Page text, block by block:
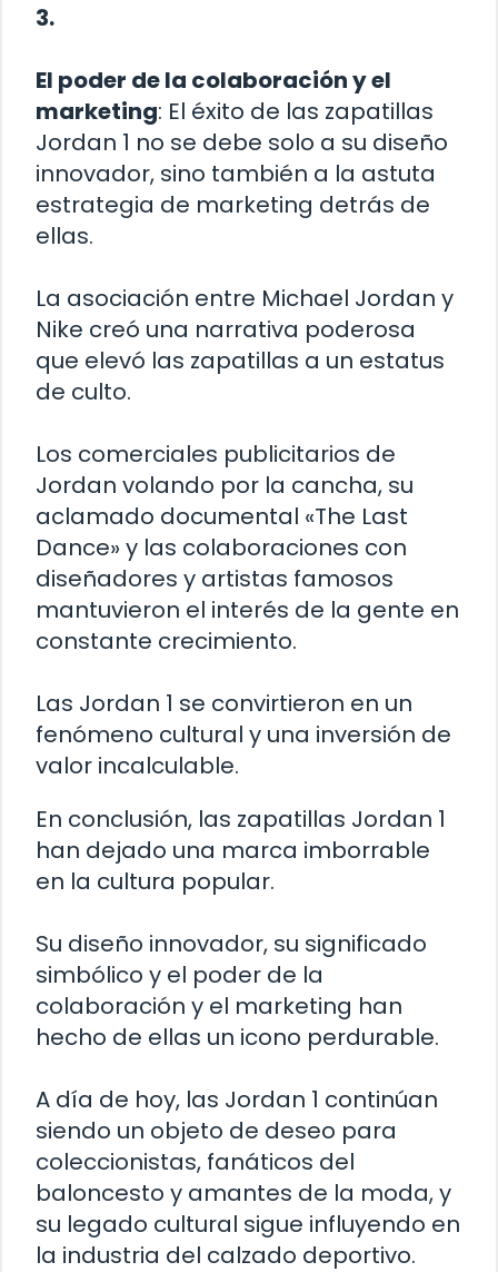
3.
El poder de la colaboración y el
marketing: El éxito de las zapatillas
Jordan 1 no se debe solo a su diseño
innovador, sino también a la astuta
estrategia de marketing detrás de
ellas.
La asociación entre Michael Jordan y
Nike creó una narrativa poderosa
que elevó las zapatillas a un estatus
de culto.
Los comerciales publicitarios de
Jordan volando por la cancha, su
aclamado documental «The Last
Dance» y las colaboraciones con
diseñadores y artistas famosos
mantuvieron el interés de la gente en
constante crecimiento.
Las Jordan 1 se convirtieron en un
fenómeno cultural y una inversión de
valor incalculable.
En conclusión, las zapatillas Jordan 1
han dejado una marca imborrable
en la cultura popular.
Su diseño innovador, su significado
simbólico y el poder de la
colaboración y el marketing han
hecho de ellas un icono perdurable.
A día de hoy, las Jordan 1 continúan
siendo un objeto de deseo para
coleccionistas, fanáticos del
baloncesto y amantes de la moda, y
su legado cultural sigue influyendo en
la industria del calzado deportivo.